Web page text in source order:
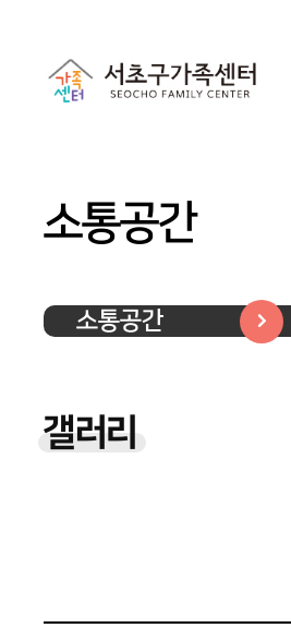
소통공간
소통공간
갤러리